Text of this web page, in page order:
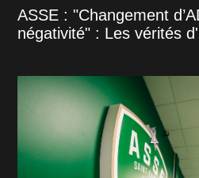
ASSE : "Changement
négativité" : Les vérités